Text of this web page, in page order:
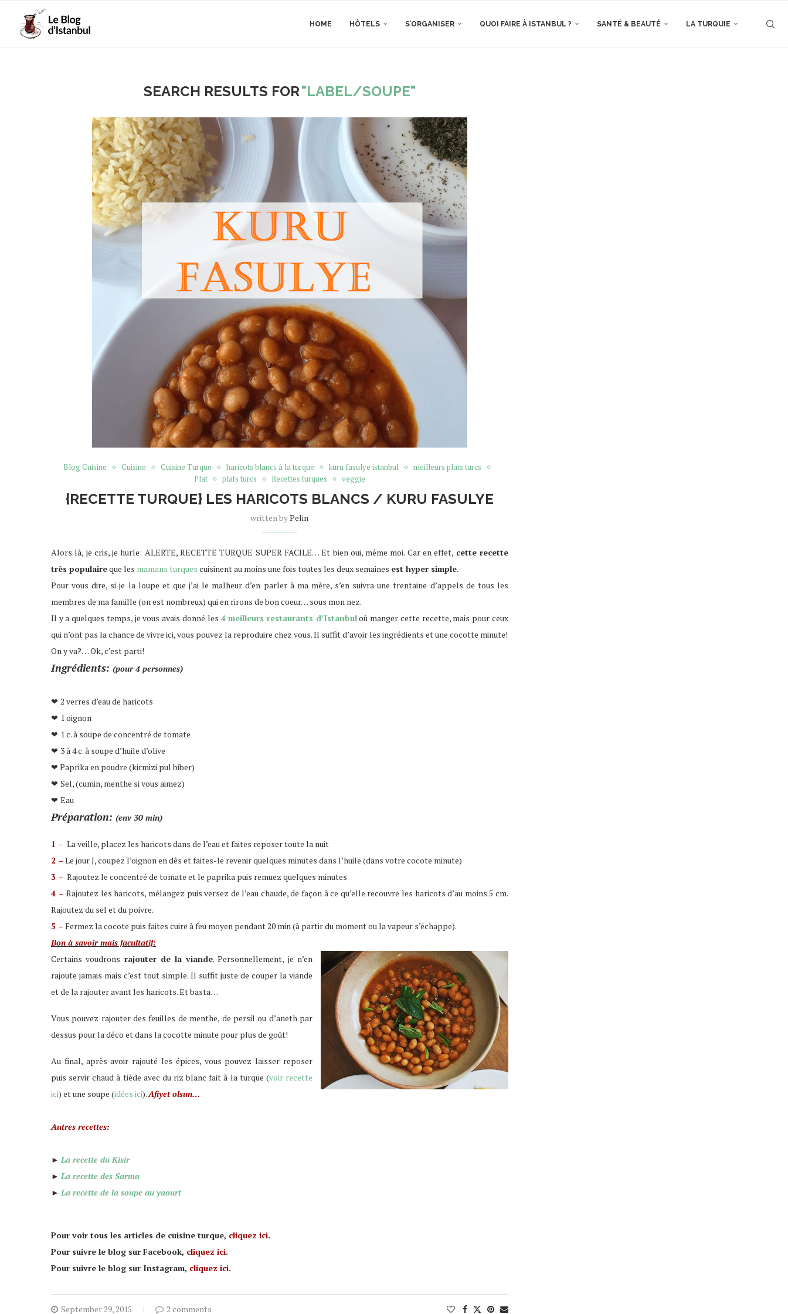
HOME HÔTELS S’ORGANISER QUOI FAIRE À ISTANBUL ? SANTÉ & BEAUTÉ LA TURQUIE
SEARCH RESULTS FOR"LABEL/SOUPE"
Blog Cuisine Cuisine Cuisine Turque haricots blancs à la turque kuru fasulye istanbul
meilleurs plats turcs
Plat
plats turcs Recettes turques veggie
{RECETTE TURQUE} LES HARICOTS BLANCS / KURU FASULYE
written byPelin
Alors là, je cris, je hurle: ALERTE, RECETTE TURQUE SUPER FACILE… Et bien oui, même moi. Car en effet, cette recette
très populaireque les mamans turques cuisinent au moins une fois toutes les deux semaines est hyper simple.
Pour vous dire, si je la loupe et que j’ai le malheur d’en parler à ma mère, s’en suivra une trentaine d’appels de tous les
membres de ma famille (on est nombreux) qui en rirons de bon coeur… sous mon nez.
Il y a quelques temps, je vous avais donné les 4 meilleurs restaurants d’Istanbuloù manger cette recette, mais pour ceux
qui n’ont pas la chance de vivre ici, vous pouvez la reproduire chez vous. Il suffit d’avoir les ingrédients et une cocotte minute!
On y va?… Ok, c’est parti!
Ingrédients: (pour 4 personnes)
❤ 2 verres d’eau de haricots
❤ 1 oignon
❤ 1 c. à soupe de concentré de tomate
❤ 3 à 4 c. à soupe d’huile d’olive
❤ Paprika en poudre (kirmizi pul biber)
❤ Sel, (cumin, menthe si vous aimez)
❤ Eau
Préparation: (env 30 min)
1 – La veille, placez les haricots dans de l’eau et faites reposer toute la nuit
2 – Le jour J, coupez l’oignon en dès et faites-le revenir quelques minutes dans l’huile (dans votre cocote minute)
3 – Rajoutez le concentré de tomate et le paprika puis remuez quelques minutes
4 –Rajoutez les haricots, mélangez puis versez de l’eau chaude, de façon à ce qu’elle recouvre les haricots d’au moins 5 cm.
Rajoutez du sel et du poivre.
5 – Fermez la cocote puis faites cuire à feu moyen pendant 20 min (à partir du moment ou la vapeur s’échappe).
Bon à savoir mais facultatif:
Certains voudrons rajouter de la viande. Personnellement, je n’en
rajoute jamais mais c’est tout simple. Il suffit juste de couper la viande
et de la rajouter avant les haricots. Et basta…
Vous pouvez rajouter des feuilles de menthe, de persil ou d’aneth par
dessus pour la déco et dans la cocotte minute pour plus de goût!
Au final, après avoir rajouté les épices, vous pouvez laisser reposer
puis servir chaud à tiède avec du riz blanc fait à la turque (voir recette
ici) et une soupe (idées ici).Afiyet olsun…
Autres recettes:
►La recette du Kisir
►La recette des Sarma
►La recette de la soupe au yaourt
Pour voir tous les articles de cuisine turque, cliquez ici.
Pour suivre le blog sur Facebook, cliquez ici.
Pour suivre le blog sur Instagram, cliquez ici.
September 29, 2015 2 comments